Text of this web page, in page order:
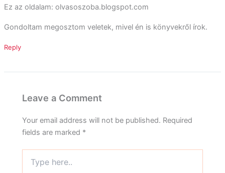
Ez az oldalam: olvasoszoba.blogspot.com
Gondoltam megosztom veletek, mivel én is könyvekről írok.
Reply
Leave a Comment
Your email address will not be published. Required
fields are marked *
here..